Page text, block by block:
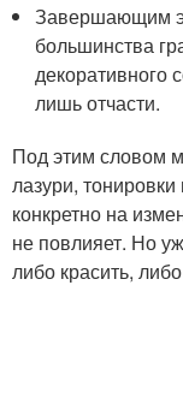
Завершающим
большинства
декоративного
лишь отчасти.
Под этим словом
лазури,
конкретно на
не повлияет. Но
либо красить,